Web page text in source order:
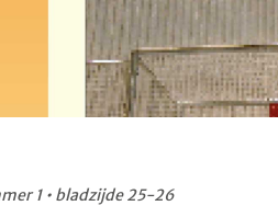
1 • bladzijde 25-26